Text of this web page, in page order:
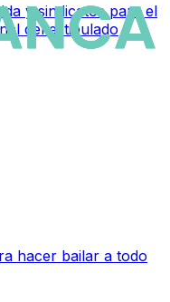
y sindicatos para el
del estipulado
hacer bailar a todo